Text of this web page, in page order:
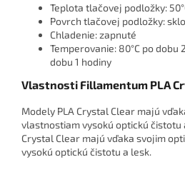
Teplota tlačovej podložky:
Povrch tlačovej podložky:
Chladenie: zapnuté
Temperovanie: 80°C po dobu
dobu 1 hodiny
Vlastnosti Fillamentum PLA
Modely PLA Crystal Clear majú
vlastnostiam vysokú optickú čistotu
Crystal Clear majú vďaka svojim
vysokú optickú čistotu a lesk.